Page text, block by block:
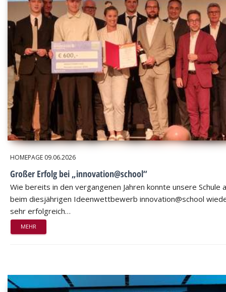
HOMEPAGE 09.06.2026
Großer Erfolg bei „innovation@school“
Wie bereits in den vergangenen Jahren konnte unsere Schule
beim diesjährigen Ideenwettbewerb innovation@school
sehr erfolgreich…
MEHR